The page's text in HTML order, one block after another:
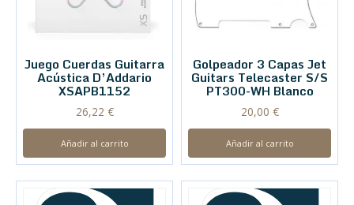
Juego Cuerdas Guitarra
Acústica D’Addario
XSAPB1152
26,22 €
Añadir al carrito
Golpeador 3 Capas Jet
Guitars Telecaster S/S
PT300-WH Blanco
20,00 €
Añadir al carrito